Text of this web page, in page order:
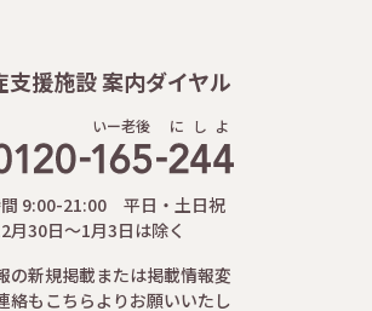
支援施設 案内ダイヤル
いー老後 に し よ
間 9:00-21:00 平日・土日祝
月30日～1月3日は除く
の新規掲載または掲載情報変
絡もこちらよりお願いいたし